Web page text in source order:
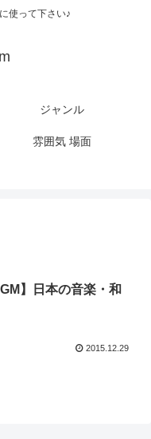
使って下さい♪
ジャンル
雰囲気 場面
】日本の音楽・和
2015.12.29